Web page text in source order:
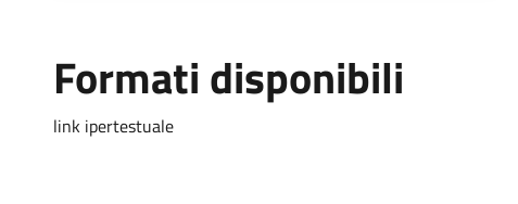
Formati disponibili
link ipertestuale